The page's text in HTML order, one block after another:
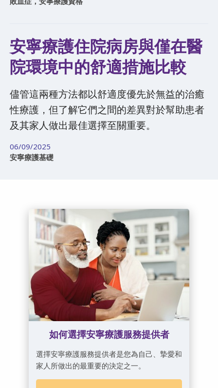
安寧療護住院病房與僅在醫
院環境中的舒適措施比較​​
儘管這兩種方法都以舒適度優先於無益的治癒
性療護，但了解它們之間的差異對於幫助患者
及其家人做出最佳選擇至關重要。
06/09/2025
安寧療護基礎
如何選擇安寧療護服務提供者
選擇安寧療護服務提供者是您為自己、摯愛和
家人所做出的最重要的決定之一。